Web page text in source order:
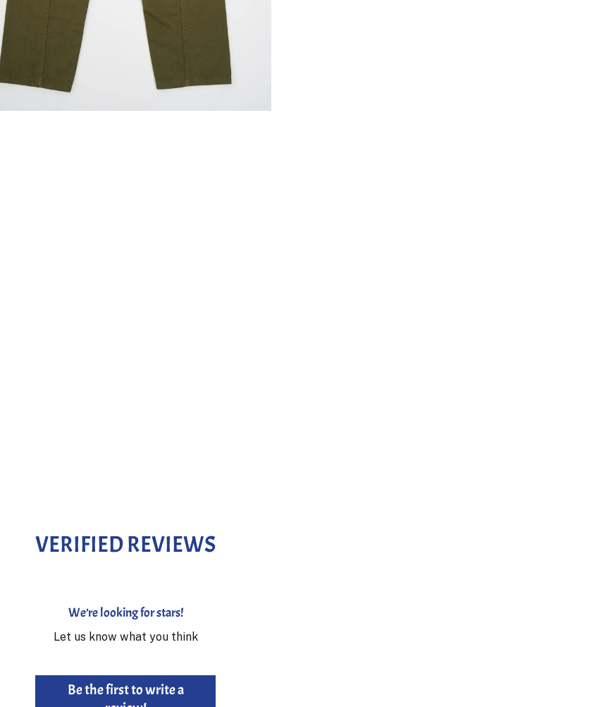
VERIFIED REVIEWS
We’re looking for stars!
Let us know what you think
Be the first to write a